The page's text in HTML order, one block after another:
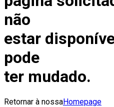
não
estar
pode
ter mudado.
Retornar à nossaHomepage